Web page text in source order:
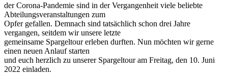
der Corona-Pandemie sind in der Vergangenheit viele beliebte
Abteilungsveranstaltungen zum
Opfer gefallen. Demnach sind tatsächlich schon drei Jahre
vergangen, seitdem wir unsere letzte
gemeinsame Spargeltour erleben durften. Nun möchten wir gerne
einen neuen Anlauf starten
und euch herzlich zu unserer Spargeltour am Freitag, den 10. Juni
2022 einladen.